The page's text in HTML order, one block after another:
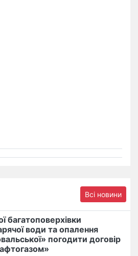
Всі новини
багатоповерхівки
води та опалення
погодити договір